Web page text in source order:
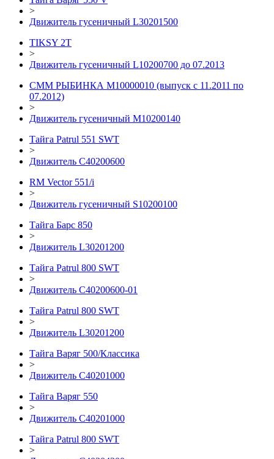
>
Движитель гусеничный L30201500
TIKSY 2T
>
Движитель гусеничный L10200700 до 07.2013
СММ РЫБИНКА M10000010 (выпуск с 11.2011 по
07.2012)
>
Движитель гусеничный M10200140
Тайга Patrul 551 SWT
>
Движитель C40200600
RM Vector 551/i
>
Движитель гусеничный S10200100
Тайга Барс 850
>
Движитель L30201200
Тайга Patrul 800 SWT
>
Движитель C40200600-01
Тайга Patrul 800 SWT
>
Движитель L30201200
Тайга Варяг 500/Классика
>
Движитель С40201000
Тайга Варяг 550
>
Движитель С40201000
Тайга Patrul 800 SWT
>